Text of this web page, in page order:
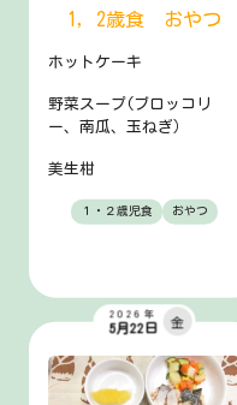
1，2歳食 おやつ
ホットケーキ
野菜スープ(ブロッコリ
ー、南瓜、玉ねぎ）
美生柑
１・２歳児食 おやつ
2026年
5月22日
金